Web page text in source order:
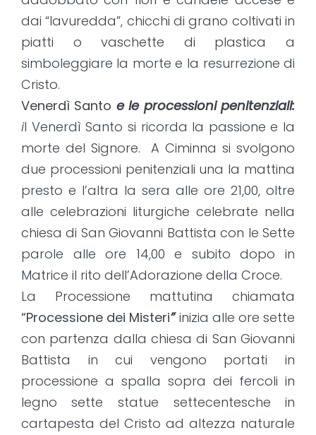
dai “lavuredda”, chicchi di grano coltivati in
piatti o vaschette di plastica a
simboleggiare la morte e la resurrezione di
Cristo.
Venerdì Santo e le processioni penitenziali:
il Venerdì Santo si ricorda la passione e la
morte del Signore. A Ciminna si svolgono
due processioni penitenziali una la mattina
presto e l’altra la sera alle ore 21,00, oltre
alle celebrazioni liturgiche celebrate nella
chiesa di San Giovanni Battista con le Sette
parole alle ore 14,00 e subito dopo in
Matrice il rito dell’Adorazione della Croce.
La Processione mattutina chiamata
“Processione dei Misteri” inizia alle ore sette
con partenza dalla chiesa di San Giovanni
Battista in cui vengono portati in
processione a spalla sopra dei fercoli in
legno sette statue settecentesche in
cartapesta del Cristo ad altezza naturale